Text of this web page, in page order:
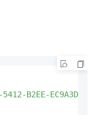
5412-B2EE-